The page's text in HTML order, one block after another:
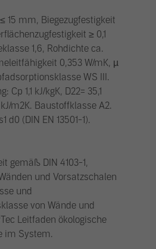
15 mm, Biegezugfestigkeit
≥ 0,1
1,6, Rohdichte ca.
0,353 W/mK, µ
WS III.
Cp 1,1 kJ/kgK, D22= 35,1
m2K. Baustoffklasse A2.
d0 (DIN EN 13501-1).
gemäß DIN 4103-1,
und Vorsatzschalen
und
von Wände und
Leitfaden ökologische
im System.